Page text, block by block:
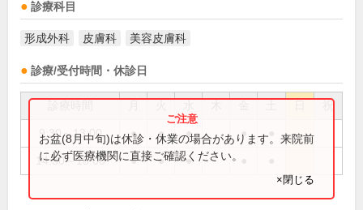
診療科目
形成外科 皮膚科 美容皮膚科
診療/受付時間・休診日
祝
9:30～13:00 ● ● ● ●
14:30～18:00 ● ● ●
お盆(8月中旬)は休診・休業の場合があります。来院前
に必ず医療機関に直接ご確認ください。
×閉じる